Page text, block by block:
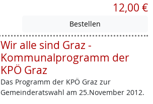
12,00 €
Wir alle sind Graz -
Kommunalprogramm der
KPÖ Graz
Das Programm der KPÖ Graz zur
Gemeinderatswahl am 25.November 2012.